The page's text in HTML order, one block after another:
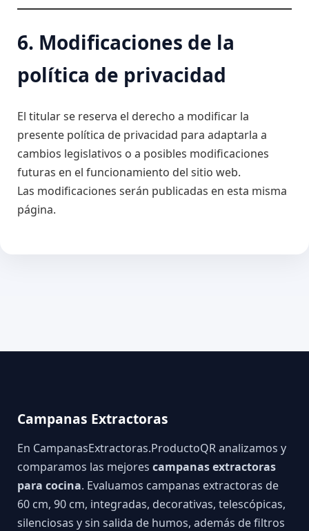
6. Modificaciones de la
política de privacidad
El titular se reserva el derecho a modificar la
presente política de privacidad para adaptarla a
cambios legislativos o a posibles modificaciones
futuras en el funcionamiento del sitio web.
Las modificaciones serán publicadas en esta misma
página.
Campanas Extractoras
En CampanasExtractoras.ProductoQR analizamos y
comparamos las mejores campanas extractoras
para cocina. Evaluamos campanas extractoras de
60 cm, 90 cm, integradas, decorativas, telescópicas,
silenciosas y sin salida de humos, además de filtros